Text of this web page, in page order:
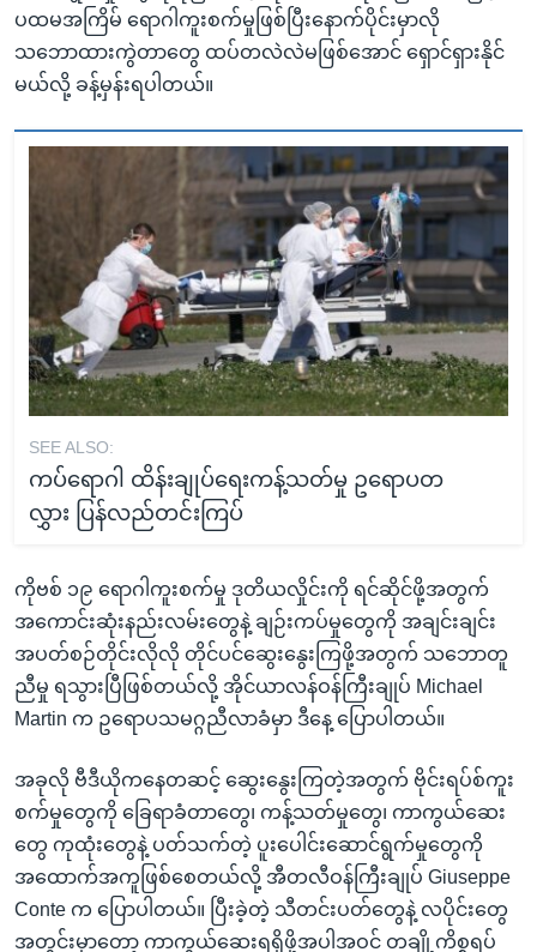
ပထမအကြိမ် ရောဂါကူးစက်မှုဖြစ်ပြီးနောက်ပိုင်းမှာလို
သဘောထားကွဲတာတွေ ထပ်တလဲလဲမဖြစ်အောင် ရှောင်ရှားနိုင်
မယ်လို့ ခန့်မှန်းရပါတယ်။
SEE ALSO:
ကပ်ရောဂါ ထိန်းချုပ်ရေးကန့်သတ်မှု ဥရောပတ
လွှား ပြန်လည်တင်းကြပ်
ကိုဗစ် ၁၉ ရောဂါကူးစက်မှု ဒုတိယလှိုင်းကို ရင်ဆိုင်ဖို့အတွက်
အကောင်းဆုံးနည်းလမ်းတွေနဲ့ ချဉ်းကပ်မှုတွေကို အချင်းချင်း
အပတ်စဉ်တိုင်းလိုလို တိုင်ပင်ဆွေးနွေးကြဖို့အတွက် သဘောတူ
ညီမှု ရသွားပြီဖြစ်တယ်လို့ အိုင်ယာလန်ဝန်ကြီးချုပ် Michael
Martin က ဥရောပသမဂ္ဂညီလာခံမှာ ဒီနေ့ ပြောပါတယ်။
အခုလို ဗီဒီယိုကနေတဆင့် ဆွေးနွေးကြတဲ့အတွက် ဗိုင်းရပ်စ်ကူး
စက်မှုတွေကို ခြေရာခံတာတွေ၊ ကန့်သတ်မှုတွေ၊ ကာကွယ်ဆေး
တွေ ကုထုံးတွေနဲ့ ပတ်သက်တဲ့ ပူးပေါင်းဆောင်ရွက်မှုတွေကို
အထောက်အကူဖြစ်စေတယ်လို့ အီတလီဝန်ကြီးချုပ် Giuseppe
Conte က ပြောပါတယ်။ ပြီးခဲ့တဲ့ သီတင်းပတ်တွေနဲ့ လပိုင်းတွေ
အတွင်းမှာတော့ ကာကွယ်ဆေးရရှိဖို့အပါအဝင် တချို့ကိစ္စရပ်